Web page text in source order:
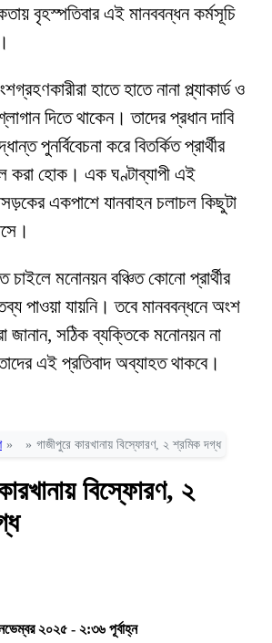
বৃহস্পতিবার এই মানববন্ধন কর্মসূচি
হাতে হাতে নানা প্ল্যাকার্ড ও
দিতে থাকেন। তাদের প্রধান দাবি
পুনর্বিবেচনা করে বিতর্কিত প্রার্থীর
করা হোক। এক ঘণ্টাব্যাপী এই
একপাশে যানবাহন চলাচল কিছুটা
চাইলে মনোনয়ন বঞ্চিত কোনো প্রার্থীর
পাওয়া যায়নি। তবে মানববন্ধনে অংশ
জানান, সঠিক ব্যক্তিকে মনোনয়ন না
এই প্রতিবাদ অব্যাহত থাকবে।
» » গাজীপুরে কারখানায় বিস্ফোরণ, ২ শ্রমিক দগ্ধ
বিস্ফোরণ, ২
২০২৫ - ২:৩৬ পূর্বাহ্ন